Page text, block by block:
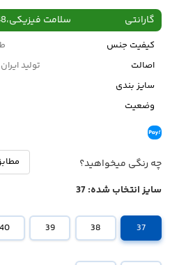
گارانتی سلامت فیزیکی،48 ساعت ضمانت بازگشت
کیفیت جنس
اصالت
تولید
سایز بندی
وضعیت
چه رنگی میخواهید؟
سایز انتخاب شده:37
37
38
39
40